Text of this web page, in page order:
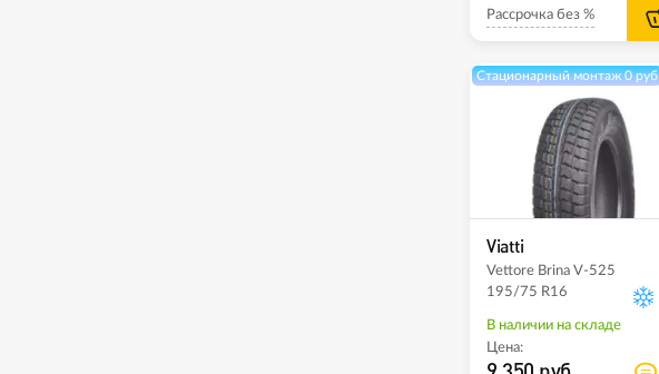
Рассрочка без %
Стационарный монтаж 0 руб
Viatti
Vettore Brina V-525
195/75 R16
В наличии на складе
Цена: